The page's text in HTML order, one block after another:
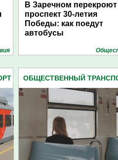
В Заречном перекроют
проспект 30-летия
Победы: как поедут
автобусы
ОБЩЕСТВЕННЫЙ